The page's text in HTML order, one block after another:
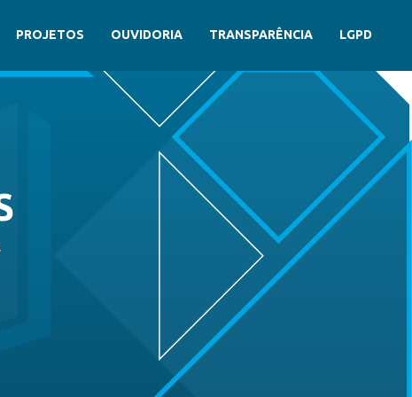
PROJETOS OUVIDORIA TRANSPARÊNCIA LGPD